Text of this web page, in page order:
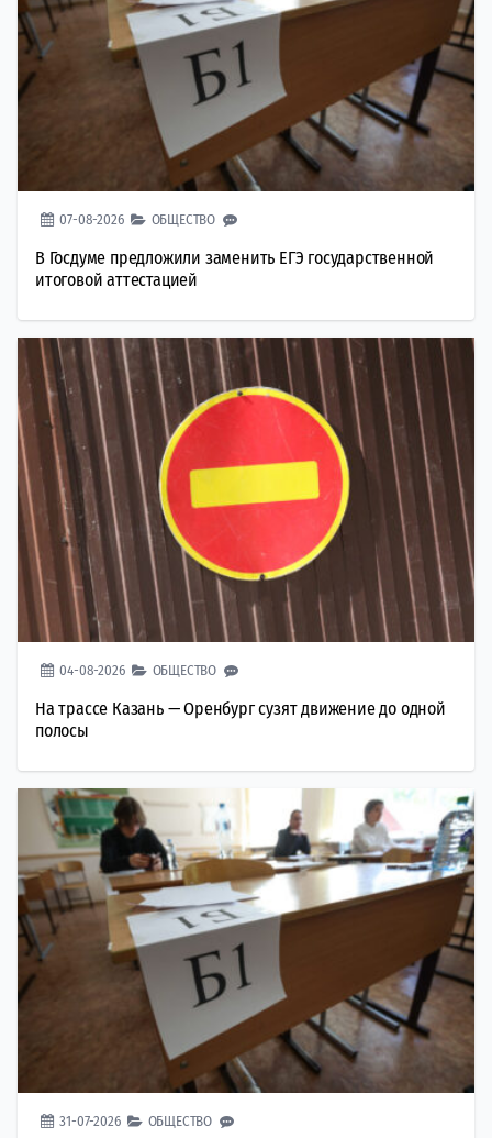
07-08-2026 ОБЩЕСТВО
В Госдуме предложили заменить ЕГЭ государственной
итоговой аттестацией
04-08-2026 ОБЩЕСТВО
На трассе Казань — Оренбург сузят движение до одной
полосы
31-07-2026 ОБЩЕСТВО